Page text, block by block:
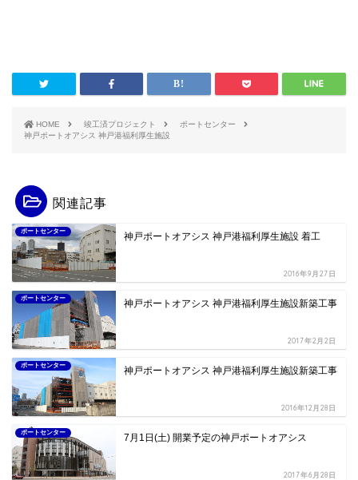
HOME 竣工済プロジェクト
ポートセンター
神戸ポートオアシス 神戸港福利厚生施設
関連記事
ポートセンター 神戸ポートオアシス 神戸港福利厚生施設 着工
2016年9月27日
ポートセンター 神戸ポートオアシス 神戸港福利厚生施設新築工事
2017年2月2日
ポートセンター 神戸ポートオアシス 神戸港福利厚生施設新築工事
2016年12月28日
ポートセンター 7月1日(土) 開業予定の神戸ポートオアシス
2017年6月28日